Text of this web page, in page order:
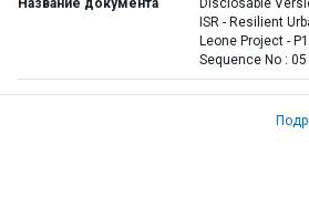
Название документа
Disclosable
ISR - Resilient
Leone Project -
Sequence No : 05